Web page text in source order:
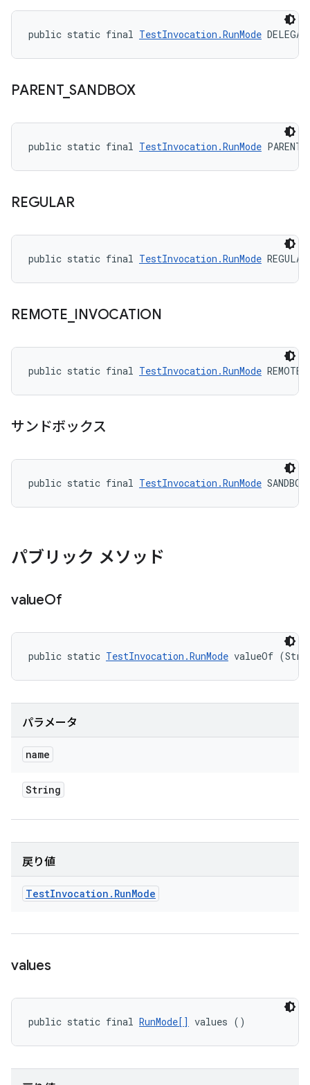
public static final TestInvocation.RunMode
PARENT_SANDBOX
public static final TestInvocation.RunMode
REGULAR
public static final TestInvocation.RunMode REGULAR
REMOTE INVOCATION
public static final TestInvocation.RunMode
サンドボックス
public static final TestInvocation.RunMode SANDBOX
パブリック メソッド
valueOf
public static TestInvocation.RunMode valueOf
パラメータ
name
String
戻り値
TestInvocation . RunMode
values
public static final RunMode[] values ()